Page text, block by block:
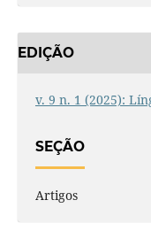
EDIÇÃO
v. 9 n. 1 (2025):
SEÇÃO
Artigos